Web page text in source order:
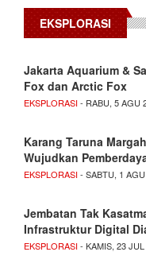
EKSPLORASI
Jakarta Aquarium &
Fox dan Arctic Fox
EKSPLORASI- RABU, 5 AGU
Karang Taruna
Wujudkan
EKSPLORASI- SABTU, 1
Jembatan Tak
Infrastruktur Digital
EKSPLORASI- KAMIS, 23